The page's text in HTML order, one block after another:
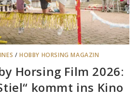
/HOBBY HORSING MAGAZIN
Horsing Film 2026:
kommt ins Kino